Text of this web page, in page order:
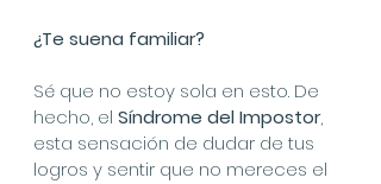
¿Te suena familiar?
Sé que no estoy sola en esto. De
hecho, el Síndrome del Impostor,
esta sensación de dudar de tus
logros y sentir que no mereces el